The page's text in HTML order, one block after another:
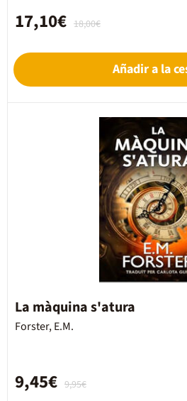
18,00€
17,10€
Añadir a la
La màquina s'atura
Forster, E.M.
9,95€
9,45€